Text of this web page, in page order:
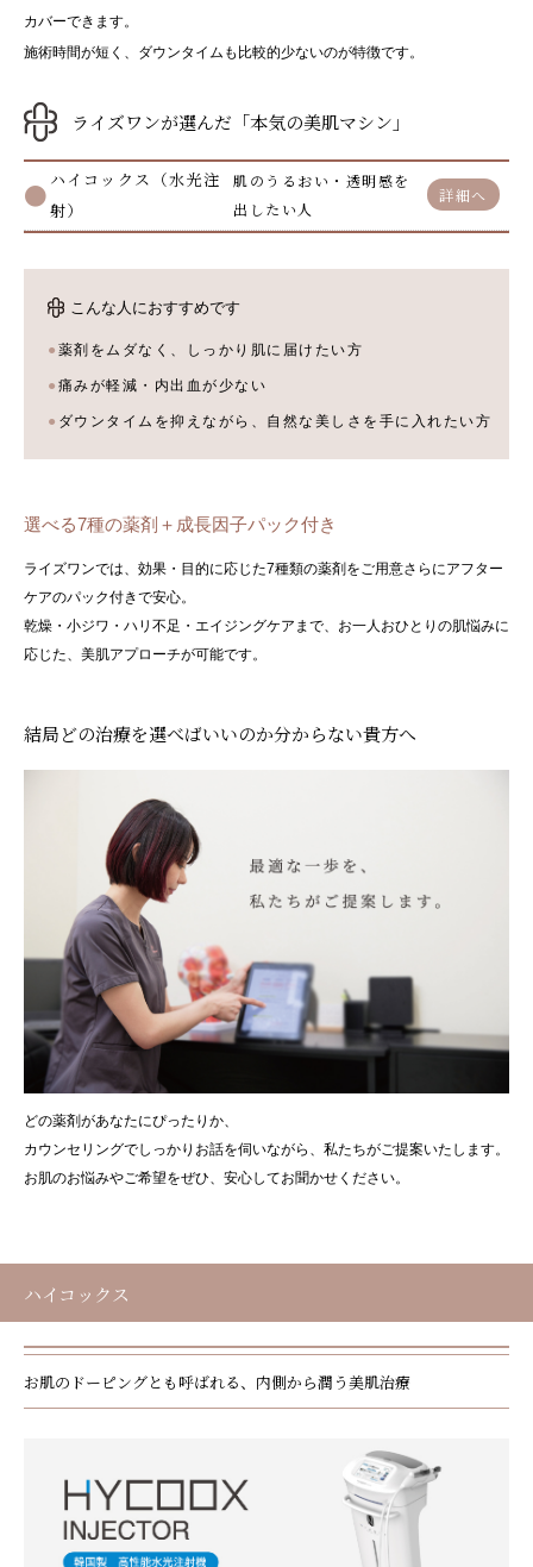
カバーできます。
施術時間が短く、ダウンタイムも比較的少ないのが特徴です。
ライズワンが選んだ「本気の美肌マシン」
ハイコックス（水光注
射）
肌のうるおい・透明感を
出したい人
詳細へ
こんな人におすすめです
薬剤をムダなく、しっかり肌に届けたい方
痛みが軽減・内出血が少ない
ダウンタイムを抑えながら、自然な美しさを手に入れたい方
選べる7種の薬剤＋成長因子パック付き
ライズワンでは、効果・目的に応じた7種類の薬剤をご用意さらにアフター
ケアのパック付きで安心。
乾燥・小ジワ・ハリ不足・エイジングケアまで、お一人おひとりの肌悩みに
応じた、美肌アプローチが可能です。
結局どの治療を選べばいいのか分からない貴方へ
どの薬剤があなたにぴったりか、
カウンセリングでしっかりお話を伺いながら、私たちがご提案いたします。
お肌のお悩みやご希望をぜひ、安心してお聞かせください。
ハイコックス
お肌のドーピングとも呼ばれる、内側から潤う美肌治療